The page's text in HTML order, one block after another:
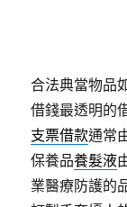
合法典當物品
借錢最透明的
支票借款通常
保養品養髮液
業醫療防護的